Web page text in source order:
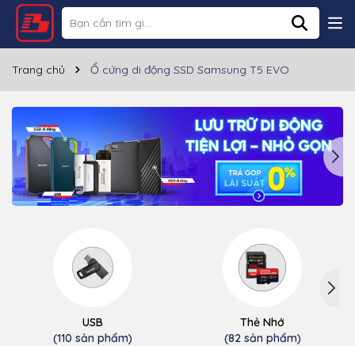
Trang chủ Ổ cứng di động SSD Samsung T5 EVO
USB
(110 sản phẩm)
Thẻ Nhớ
(82 sản phẩm)